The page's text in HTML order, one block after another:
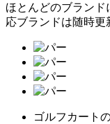
ほとんどのブラン
応ブランドは随時更
ゴルフカート